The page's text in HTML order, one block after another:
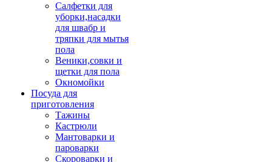
Салфетки для
уборки,насадки
для швабр и
тряпки для мытья
пола
Веники,совки и
щетки для пола
Окномойки
Посуда для
приготовления
Тажины
Кастрюли
Мантоварки и
пароварки
Скороварки и